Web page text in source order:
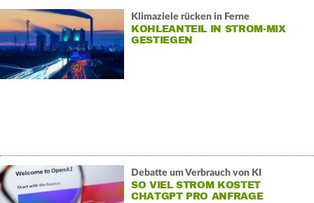
Klimaziele rücken in Ferne
KOHLEANTEIL IN STROM-MIX
GESTIEGEN
Debatte um Verbrauch von KI
SO VIEL STROM KOSTET
CHATGPT PRO ANFRAGE